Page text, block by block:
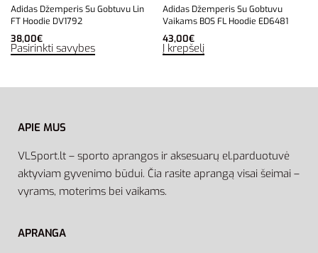
Adidas Džemperis Su Gobtuvu Lin
FT Hoodie DV1792
38,00€
Pasirinkti savybes
Adidas Džemperis Su Gobtuvu
Vaikams BOS FL Hoodie ED6481
43,00€
Į krepšelį
APIE MUS
VLSport.lt – sporto aprangos ir aksesuarų el.parduotuvė
aktyviam gyvenimo būdui. Čia rasite aprangą visai šeimai –
vyrams, moterims bei vaikams.
APRANGA